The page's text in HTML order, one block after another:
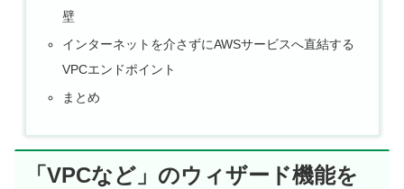
壁
インターネットを介さずにAWSサービスへ直結する
VPCエンドポイント
まとめ
「VPCなど」のウィザード機能を